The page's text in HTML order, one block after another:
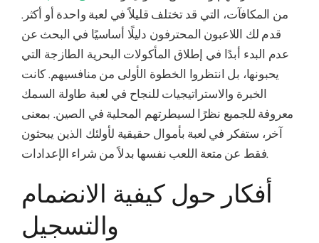
من المكافآت، التي قد تختلف قليلاً في لعبة واحدة أو أكثر.
قدم لك اللاعبون المحترفون دليلًا أساسيًا في البحث عن
عدم البدء أبدًا في إطلاق المأكولات البحرية الطازجة التي
يحبونها، بل انتظروا الخطوة الأولى من منافسيهم. كانت
الخبرة والاستراتيجيات للنجاح في لعبة طاولة السمك
معروفة للجميع نظرًا لسيطرتهم المحلية في الصين. بمعنى
آخر، ستفكر في لعبة بأموال حقيقية لأولئك الذين يبحثون
فقط عن متعة اللعب نفسها بدلاً من شراء الإعدادات.
أفكار حول كيفية الانضمام
والتسجيل